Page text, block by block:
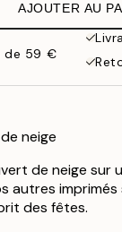
AJOUTER AU
de 59 €
neige
de neige sur
autres
des fêtes.